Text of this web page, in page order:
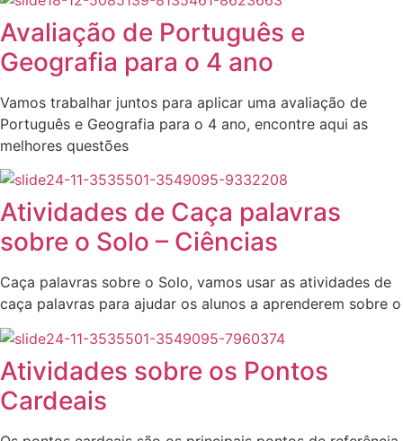
Avaliação de Português e
Geografia para o 4 ano
Vamos trabalhar juntos para aplicar uma avaliação de
Português e Geografia para o 4 ano, encontre aqui as
melhores questões
Atividades de Caça palavras
sobre o Solo – Ciências
Caça palavras sobre o Solo, vamos usar as atividades de
caça palavras para ajudar os alunos a aprenderem sobre o
Atividades sobre os Pontos
Cardeais